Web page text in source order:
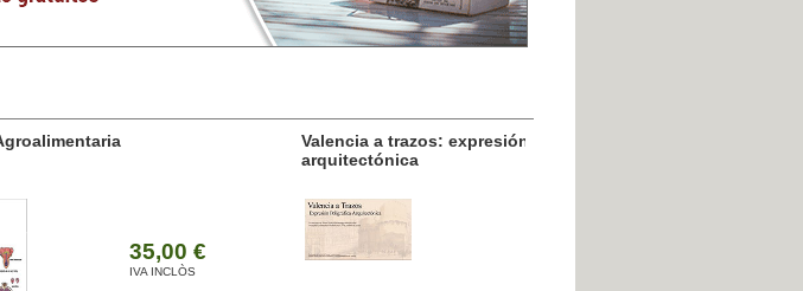
Valencia a trazos: expresión poligráfica